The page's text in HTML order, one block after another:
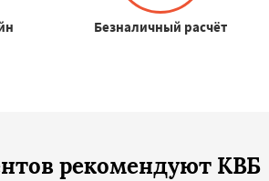
Безналичный расчёт
рекомендуют КВБ